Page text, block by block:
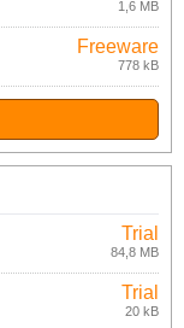
1,6 MB
Freeware
778 kB
Trial
84,8 MB
Trial
20 kB